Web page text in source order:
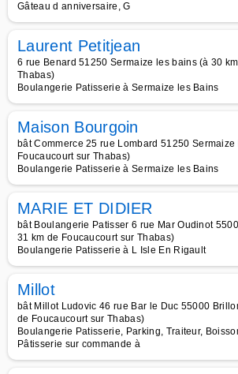
Gâteau d anniversaire, G
Laurent Petitjean
6 rue Benard 51250 Sermaize les bains (à 30
Thabas)
Boulangerie Patisserie à Sermaize les Bains
Maison Bourgoin
bât Commerce 25 rue Lombard 51250
Foucaucourt sur Thabas)
Boulangerie Patisserie à Sermaize les Bains
MARIE ET DIDIER
bât Boulangerie Patisser 6 rue Mar Oudinot
31 km de Foucaucourt sur Thabas)
Boulangerie Patisserie à L Isle En Rigault
Millot
bât Millot Ludovic 46 rue Bar le Duc 55000
de Foucaucourt sur Thabas)
Boulangerie Patisserie, Parking, Traiteur,
Pâtisserie sur commande à